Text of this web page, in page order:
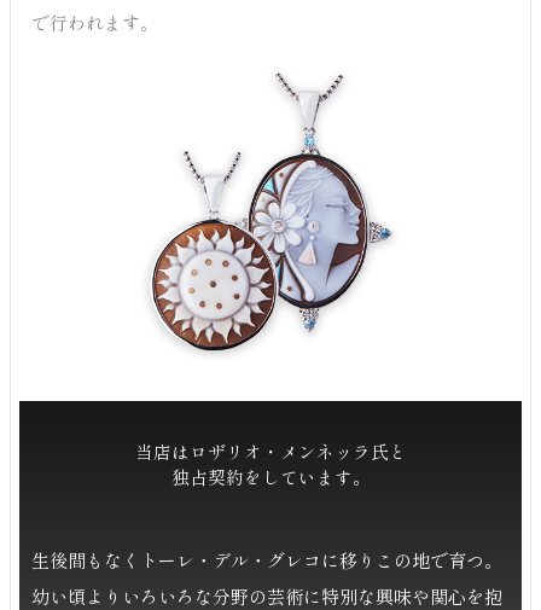
で行われます。
当店はロザリオ・メンネッラ氏と
独占契約をしています。
生後間もなくトーレ・デル・グレコに移りこの地で育つ。
幼い頃よりいろいろな分野の芸術に特別な興味や関心を抱